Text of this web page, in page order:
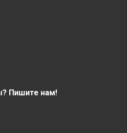
Пишите нам!